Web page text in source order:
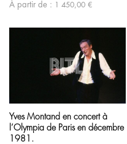
À partir de : 1 450,00 €
Yves Montand en concert à
l’Olympia de Paris en décembre
1981.